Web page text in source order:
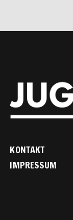
KONTAKT
IMPRESSUM